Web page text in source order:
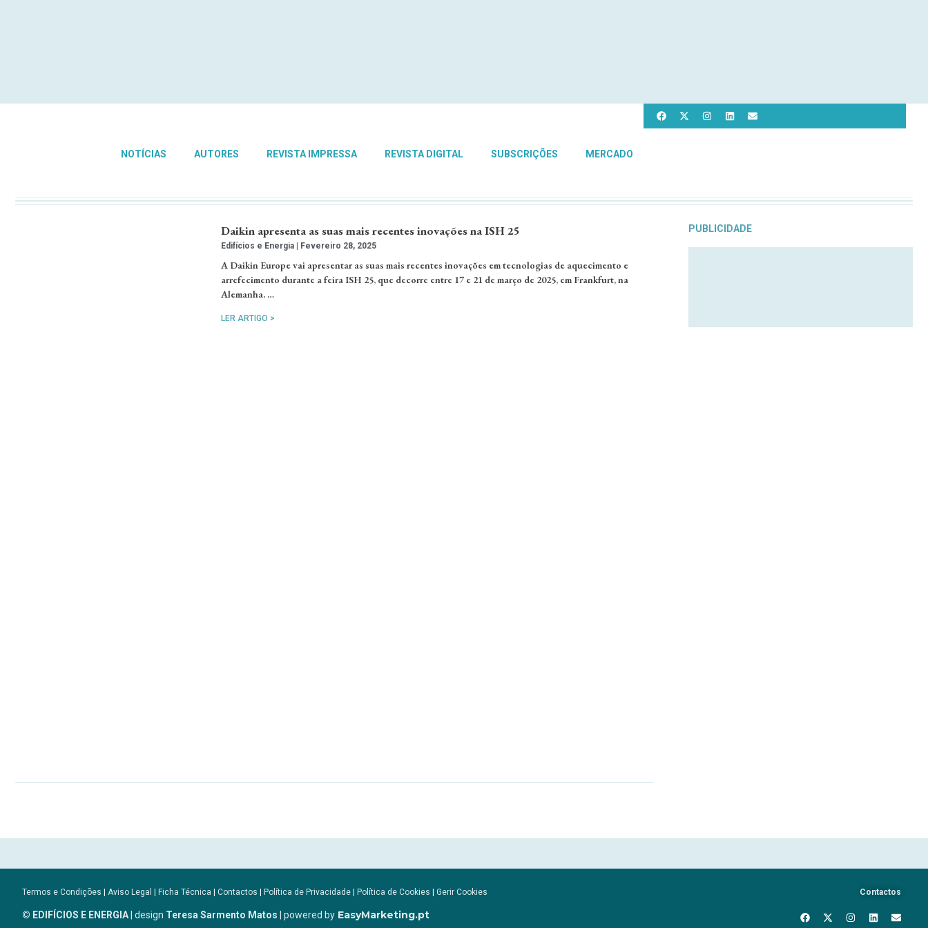
NOTÍCIAS AUTORES REVISTA IMPRESSA REVISTA DIGITAL SUBSCRIÇÕES MERCADO
Daikin apresenta as suas mais recentes inovações na ISH 25
Edifícios e Energia Fevereiro 28, 2025
A Daikin Europe vai apresentar as suas mais recentes inovações em tecnologias de aquecimento e
arrefecimento durante a feira ISH 25, que decorre entre 17 e 21 de março de 2025, em Frankfurt, na
Alemanha. …
LER ARTIGO >
PUBLICIDADE
Termos e Condições | Aviso Legal | Ficha Técnica | Contactos | Política de Privacidade | Política de Cookies | Gerir Cookies
© EDIFÍCIOS E ENERGIA| design Teresa Sarmento Matos | powered by EasyMarketing.pt
Contactos